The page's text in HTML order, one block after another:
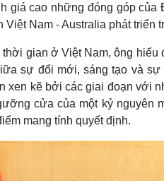
Gia đình
Văn hóa
Văn học
Âm nhạc
Di sản
giá cao những đóng góp
Nam - Australia phát triển
gian ở Việt Nam, ông
sự đổi mới, sáng tạo và
xen kẽ bởi các giai đoạn với
cửa của một kỷ nguyên
mang tính quyết định.